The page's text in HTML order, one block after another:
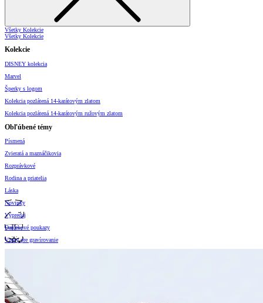
Všetky Kolekcie
Všetky Kolekcie
Kolekcie
DISNEY kolekcia
Marvel
Šperky s logom
Kolekcia pozlátená 14-karátovým zlatom
Kolekcia pozlátená 14-karátovým ružovým zlatom
Obľúbené témy
Písmená
Zvieratá a maznáčikovia
Rozprávkové
Rodina a priatelia
Láska
Novinky
Výpredaj
Darčekové poukazy
Vzory pre gravírovanie